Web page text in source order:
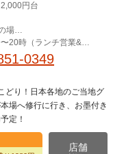
円台
20時（ランチ営業&昼
0349
どり！日本各地のご当地グ
場へ修行に行き、お墨付き
定！
店舗